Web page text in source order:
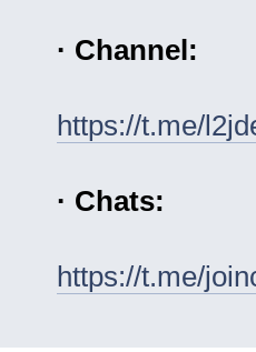
· Channel:
https://t.me/
· Chats:
https://t.me/